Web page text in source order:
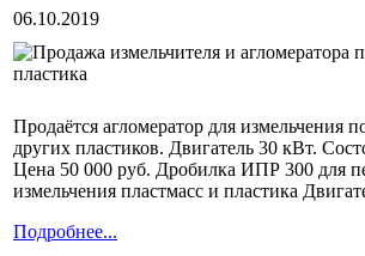
06.10.2019
Продаётся агломератор для измельчения
других пластиков. Двигатель 30 кВт.
Цена 50 000 руб. Дробилка ИПР 300 для
измельчения пластмасс и пластика
Подробнее...